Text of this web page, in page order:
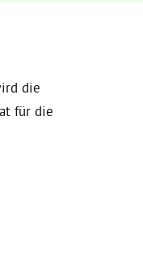
die
für die